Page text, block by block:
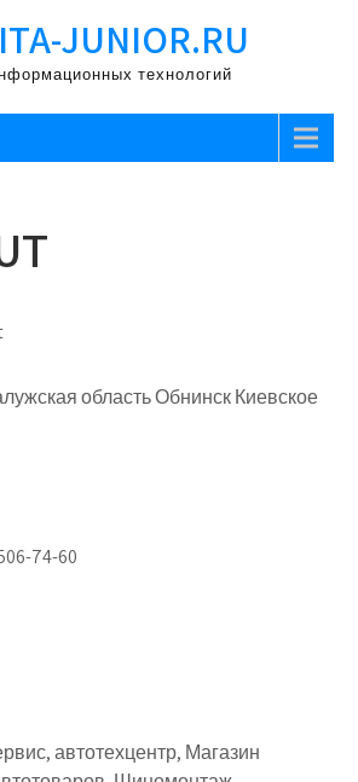
JUNIOR.RU
технологий
область Обнинск Киевское
74-60
автотехцентр, Магазин